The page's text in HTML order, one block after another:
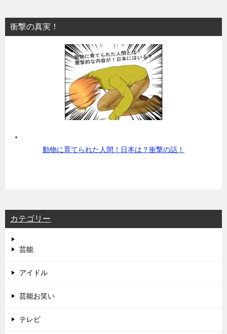
衝撃の真実！
動物に育てられた人間！日本は？衝撃の話！
カテゴリー
芸能
アイドル
芸能お笑い
テレビ